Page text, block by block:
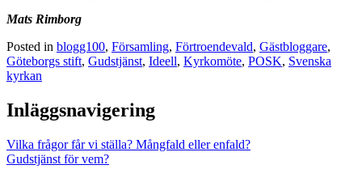
Mats Rimborg
Posted in blogg100, Församling, Förtroendevald, Gästbloggare,
Göteborgs stift, Gudstjänst, Ideell, Kyrkomöte, POSK, Svenska
kyrkan
Inläggsnavigering
Vilka frågor får vi ställa? Mångfald eller enfald?
Gudstjänst för vem?